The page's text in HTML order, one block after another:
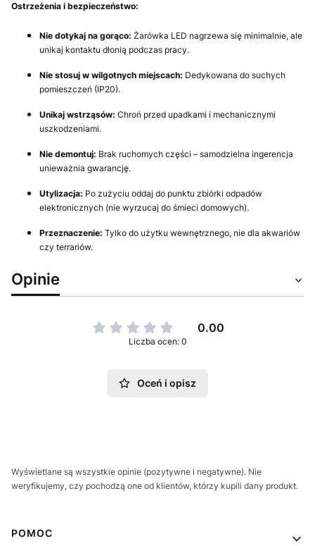
Ostrzeżenia i bezpieczeństwo:
Nie dotykaj na gorąco: Żarówka LED nagrzewa się minimalnie, ale
unikaj kontaktu dłonią podczas pracy.
Nie stosuj w wilgotnych miejscach: Dedykowana do suchych
pomieszczeń (IP20).
Unikaj wstrząsów: Chroń przed upadkami i mechanicznymi
uszkodzeniami.
Nie demontuj: Brak ruchomych części – samodzielna ingerencja
unieważnia gwarancję.
Utylizacja: Po zużyciu oddaj do punktu zbiórki odpadów
elektronicznych (nie wyrzucaj do śmieci domowych).
Przeznaczenie: Tylko do użytku wewnętrznego, nie dla akwariów
czy terrariów.
Opinie
0.00
Liczba ocen: 0
Oceń i opisz
Wyświetlane są wszystkie opinie (pozytywne i negatywne). Nie
weryfikujemy, czy pochodzą one od klientów, którzy kupili dany produkt.
Linki w stopce
POMOC